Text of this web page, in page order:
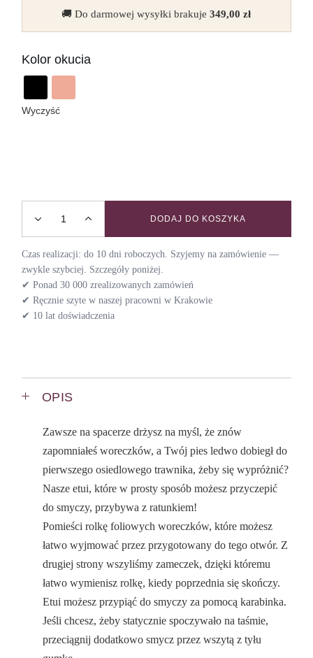
🚚 Do darmowej wysyłki brakuje349,00zł
Kolor okucia
Wyczyść
Etui na kupoworki PARIS quantityDODAJ DO KOSZYKA
Czas realizacji: do 10 dni roboczych. Szyjemy na zamówienie —
zwykle szybciej. Szczegóły poniżej.
✔ Ponad 30 000 zrealizowanych zamówień
✔ Ręcznie szyte w naszej pracowni w Krakowie
✔ 10 lat doświadczenia
OPIS
Zawsze na spacerze drżysz na myśl, że znów
zapomniałeś woreczków, a Twój pies ledwo dobiegł do
pierwszego osiedlowego trawnika, żeby się wypróżnić?
Nasze etui, które w prosty sposób możesz przyczepić
do smyczy, przybywa z ratunkiem!
Pomieści rolkę foliowych woreczków, które możesz
łatwo wyjmować przez przygotowany do tego otwór. Z
drugiej strony wszyliśmy zameczek, dzięki któremu
łatwo wymienisz rolkę, kiedy poprzednia się skończy.
Etui możesz przypiąć do smyczy za pomocą karabinka.
Jeśli chcesz, żeby statycznie spoczywało na taśmie,
przeciągnij dodatkowo smycz przez wszytą z tyłu